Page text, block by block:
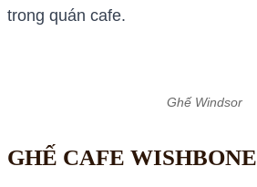
trong quán cafe.
Ghế Windsor
GHẾ CAFE WISHBONE